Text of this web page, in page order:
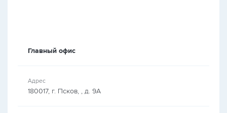
Главный офис
Адрес
180017, г. Псков, , д. 9А